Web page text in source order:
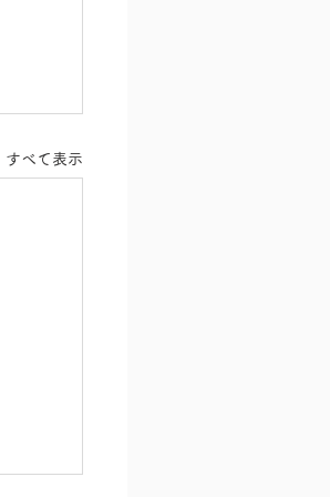
すべて表示